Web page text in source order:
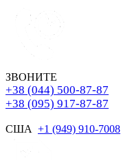
ЗВОНИТЕ
+38 (044) 500-87-87
+38 (095) 917-87-87
США +1 (949) 910-7008